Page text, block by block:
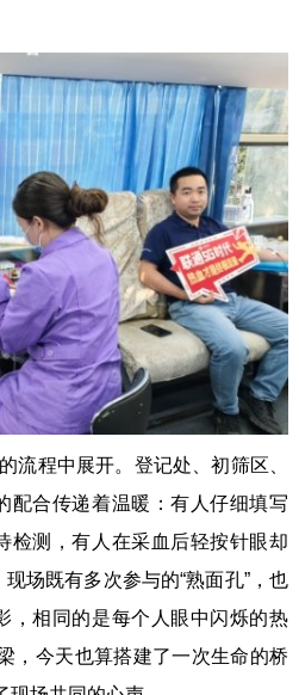
流程中展开。登记处、初筛区、
配合传递着温暖：有人仔细填写
检测，有人在采血后轻按针眼却
场既有多次参与的“熟面孔”，也
，相同的是每个人眼中闪烁的热
，今天也算搭建了一次生命的桥